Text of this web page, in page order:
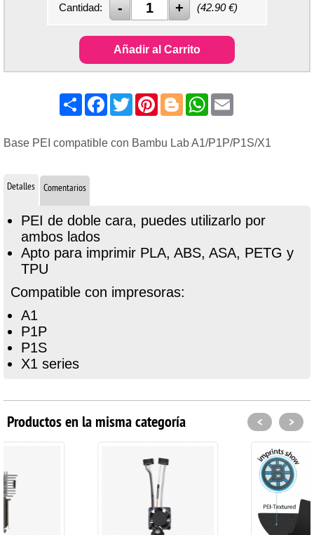
Cantidad: (42.90€)
Añadir al Carrito
ShareFacebook
TwitterPinterest
BloggerWhatsApp
Base PEI compatible con Bambu Lab A1/P1P/P1S/X1
Detalles Comentarios
PEI de doble cara, puedes utilizarlo por
ambos lados
Apto para imprimir PLA, ABS, ASA, PETG y
TPU
Compatible con impresoras:
A1
P1P
P1S
X1 series
Productos en la misma categoría < >